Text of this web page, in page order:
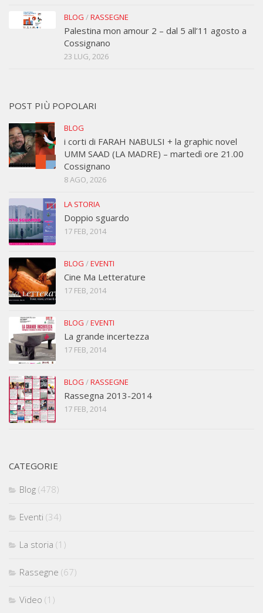
BLOG /RASSEGNE
Palestina mon amour 2 – dal 5 all’11 agosto a
Cossignano
23 LUG, 2026
POST PIÙ POPOLARI
BLOG
i corti di FARAH NABULSI + la graphic novel
UMM SAAD (LA MADRE) – martedì ore 21.00
Cossignano
8 AGO, 2026
LA STORIA
Doppio sguardo
17 FEB, 2014
BLOG /EVENTI
Cine Ma Letterature
17 FEB, 2014
BLOG /EVENTI
La grande incertezza
17 FEB, 2014
BLOG /RASSEGNE
Rassegna 2013-2014
17 FEB, 2014
CATEGORIE
Blog (478)
Eventi (34)
La storia (1)
Rassegne (67)
Video (1)